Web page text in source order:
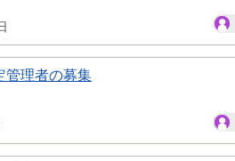
管理者の募集